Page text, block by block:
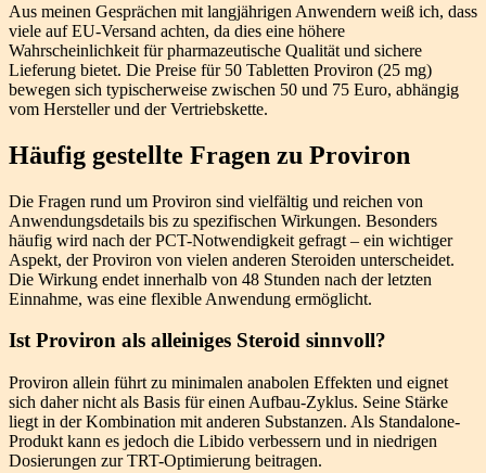
Aus meinen Gesprächen mit langjährigen Anwendern weiß ich, dass
viele auf EU-Versand achten, da dies eine höhere
Wahrscheinlichkeit für pharmazeutische Qualität und sichere
Lieferung bietet. Die Preise für 50 Tabletten Proviron (25 mg)
bewegen sich typischerweise zwischen 50 und 75 Euro, abhängig
vom Hersteller und der Vertriebskette.
Häufig gestellte Fragen zu Proviron
Die Fragen rund um Proviron sind vielfältig und reichen von
Anwendungsdetails bis zu spezifischen Wirkungen. Besonders
häufig wird nach der PCT-Notwendigkeit gefragt – ein wichtiger
Aspekt, der Proviron von vielen anderen Steroiden unterscheidet.
Die Wirkung endet innerhalb von 48 Stunden nach der letzten
Einnahme, was eine flexible Anwendung ermöglicht.
Ist Proviron als alleiniges Steroid sinnvoll?
Proviron allein führt zu minimalen anabolen Effekten und eignet
sich daher nicht als Basis für einen Aufbau-Zyklus. Seine Stärke
liegt in der Kombination mit anderen Substanzen. Als Standalone-
Produkt kann es jedoch die Libido verbessern und in niedrigen
Dosierungen zur TRT-Optimierung beitragen.